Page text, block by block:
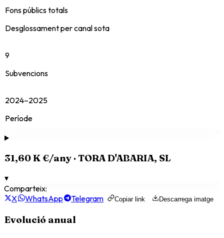
Fons públics totals
Desglossament per canal sota
9
Subvencions
2024–2025
Període
31,60 K €/any ·TORA D'ABARIA, SL
▾
Comparteix:
X
WhatsApp Telegram Copiar link Descarrega imatge
Evolució anual